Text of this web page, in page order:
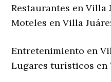
Restaurantes en Villa
Moteles en Villa
Entretenimiento en
Lugares turísticos en